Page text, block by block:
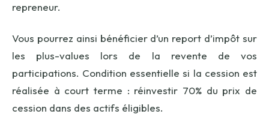
repreneur.
Vous pourrez ainsi bénéficier d’un report d’impôt sur
les plus-values lors de la revente de vos
participations. Condition essentielle si la cession est
réalisée à court terme : réinvestir 70% du prix de
cession dans des actifs éligibles.